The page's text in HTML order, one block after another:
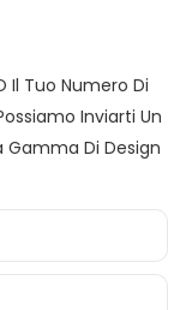
Il Tuo Numero Di
Inviarti Un
Gamma Di Design